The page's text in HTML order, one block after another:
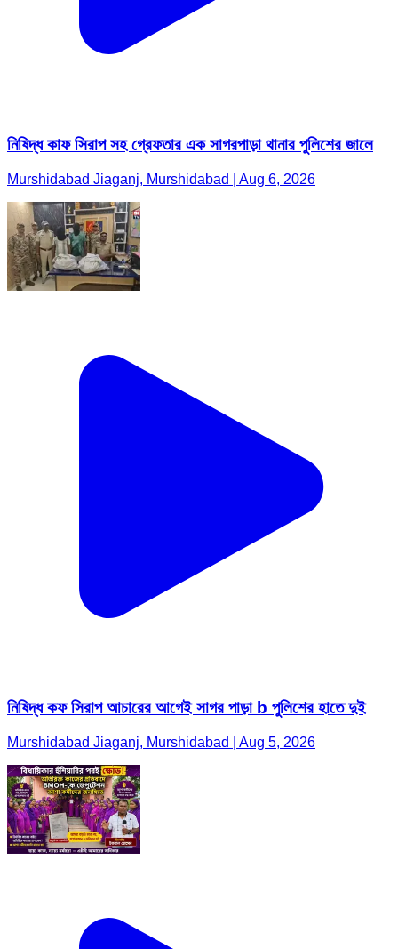
নিষিদ্ধ কাফ সিরাপ সহ গ্রেফতার এক সাগরপাড়া থানার পুলিশের জালে
Murshidabad Jiaganj, Murshidabad | Aug 6, 2026
নিষিদ্ধ কফ সিরাপ আচারের আগেই সাগর পাড়া b পুলিশের হাতে দুই
Murshidabad Jiaganj, Murshidabad | Aug 5, 2026